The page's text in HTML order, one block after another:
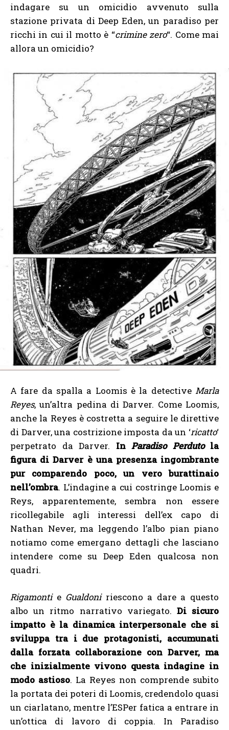
indagare su un omicidio avvenuto sulla
stazione privata di Deep Eden, un paradiso per
ricchi in cui il motto è “crimine zero“. Come mai
allora un omicidio?
A fare da spalla a Loomis è la detective Marla
Reyes, un’altra pedina di Darver. Come Loomis,
anche la Reyes è costretta a seguire le direttive
di Darver, una costrizione imposta da un ‘ricatto‘
perpetrato da Darver. In Paradiso Perdutola
figura di Darver è una presenza ingombrante
pur comparendo poco, un vero burattinaio
nell’ombra. L’indagine a cui costringe Loomis e
Reys, apparentemente, sembra non essere
ricollegabile agli interessi dell’ex capo di
Nathan Never, ma leggendo l’albo pian piano
notiamo come emergano dettagli che lasciano
intendere come su Deep Eden qualcosa non
quadri.
Rigamontie Gualdoniriescono a dare a questo
albo un ritmo narrativo variegato. Di sicuro
impatto è la dinamica interpersonale che si
sviluppa tra i due protagonisti, accumunati
dalla forzata collaborazione con Darver, ma
che inizialmente vivono questa indagine in
modo astioso. La Reyes non comprende subito
la portata dei poteri di Loomis, credendolo quasi
un ciarlatano, mentre l’ESPer fatica a entrare in
un’ottica di lavoro di coppia. In Paradiso